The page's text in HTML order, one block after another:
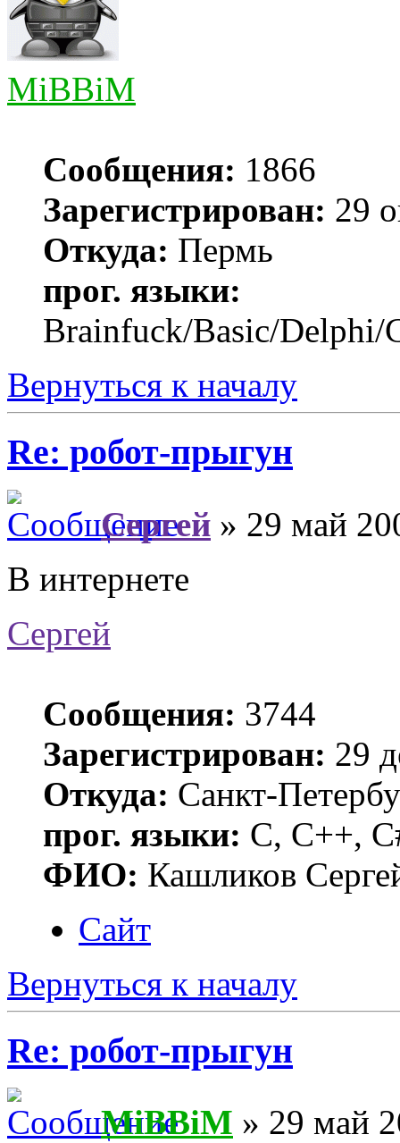
MiBBiM
Сообщения: 1866
Зарегистрирован: 29
Откуда: Пермь
прог. языки:
Brainfuck/Basic/Delphi/
Вернуться к началу
Re: робот-прыгун
Сергей » 29 май
В интернете
Сергей
Сообщения: 3744
Зарегистрирован: 29
Откуда: Санкт-
прог. языки: C, C++,
ФИО: Кашликов
Сайт
Вернуться к началу
Re: робот-прыгун
MiBBiM » 29 май